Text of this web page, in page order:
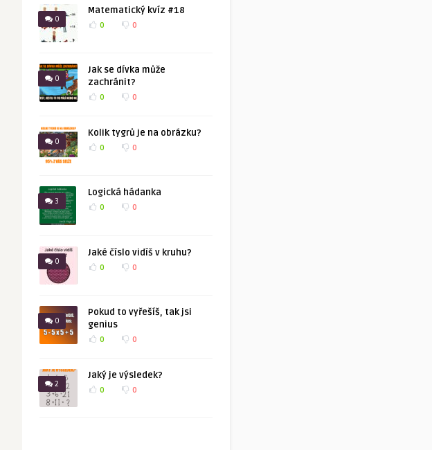
0
Matematický kvíz #18
0 0
0
Jak se dívka může
zachránit?
0 0
0
Kolik tygrů je na obrázku?
0 0
3
Logická hádanka
0 0
0
Jaké číslo vidíš v kruhu?
0 0
0
Pokud to vyřešíš, tak jsi
genius
0 0
2
Jaký je výsledek?
0 0